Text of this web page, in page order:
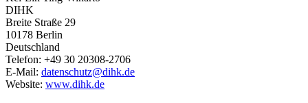
DIHK
Breite Straße 29
10178 Berlin
Deutschland
Telefon: +49 30 20308-2706
E-Mail: datenschutz@dihk.de
Website: www.dihk.de